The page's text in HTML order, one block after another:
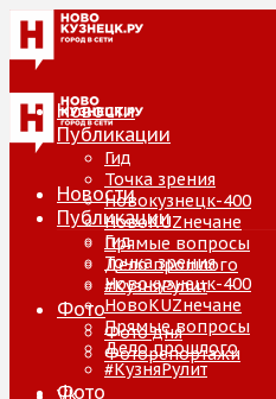
Новости
Публикации
Гид
Точка зрения
Новокузнецк-400
НовоKUZнечане
Прямые вопросы
Дело прошлого
#КузняРулит
Фото
Фото дня
Фоторепортажи
Новости
Публикации
Гид
Точка зрения
Новокузнецк-400
НовоKUZнечане
Прямые вопросы
Дело прошлого
#КузняРулит
Фото